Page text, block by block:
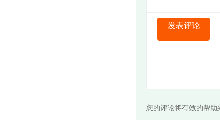
发表评论
您的评论将有效的帮助